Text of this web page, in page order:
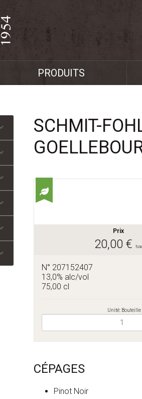
PRODUITS
SCHMIT-
Prix
20,00 €
N° 207152407
13,0% alc/vol
75,00 cl
Unité: Bouteille
CÉPAGES
Pinot Noir